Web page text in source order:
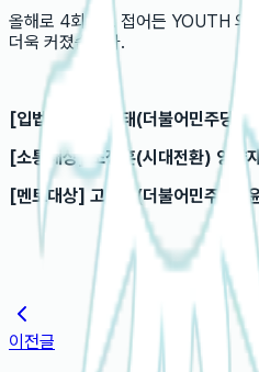
올해로 4회차로 접어든 YOUTH 의
더욱 커졌습니다.
[입법대상] 장경태(더불어민주당)
[소통대상] 조정훈(시대전환) 양향
[멘토대상] 고영인(더불어민주당)
이전글